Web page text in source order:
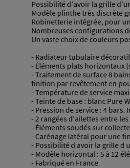
Possibilité d'avoir la grille
Modèle plinthe très discrète
Robinetterie intégrée, pour
Nombreuses configurations
Un vaste choix de couleurs
- Radiateur tubulaire
- Éléments plats horizontaux
- Traitement de surface 8
finition par revêtement en
- Température de service
- Teinte de base : blanc Pure
- Pression de service : 4
- 2 rangées d'ailettes entre
- Éléments soudés sur
- Carénage latéral pour une
- Possibilité d avoir la grille d
- Modèle horizontal : 5 à 12
- Fabriqué en France